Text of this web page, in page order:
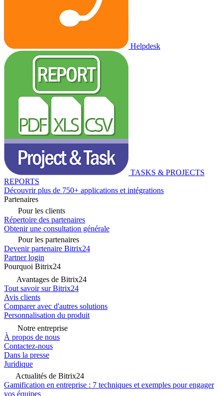
Helpdesk
TASKS & PROJECTS
REPORTS
Découvrir plus de 750+ applications et intégrations
Partenaires
Pour les clients
Répertoire des partenaires
Obtenir une consultation générale
Pour les partenaires
Devenir partenaire Bitrix24
Partner login
Pourquoi Bitrix24
Avantages de Bitrix24
Tout savoir sur Bitrix24
Avis clients
Comparer avec d'autres solutions
Personnalisation du produit
Notre entreprise
À propos de nous
Contactez-nous
Dans la presse
Juridique
Actualités de Bitrix24
Gamification en entreprise : 7 techniques et exemples pour engager
vos équipes